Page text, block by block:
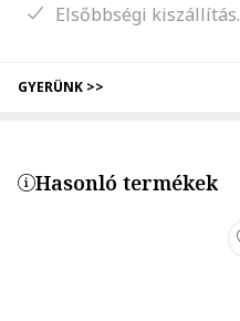
Elsőbbségi kiszállítás.
GYERÜNK >>
Hasonló termékek